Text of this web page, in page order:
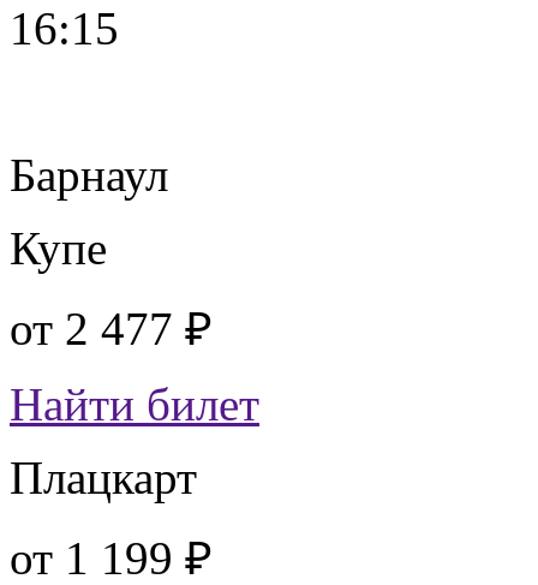
16:15
Барнаул
Купе
от 2 477 ₽
Найти билет
Плацкарт
от 1 199 ₽